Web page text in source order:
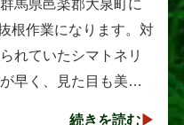
馬県邑楽郡大泉町に
根作業になります。対
れていたシマトネリ
早く、見た目も美し
続きを読む